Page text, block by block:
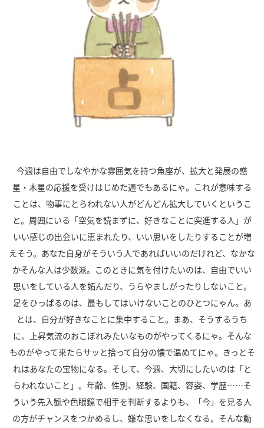
今週は自由でしなやかな雰囲気を持つ魚座が、拡大と発展の惑
星・木星の応援を受けはじめた週でもあるにゃ。これが意味する
ことは、物事にとらわれない人がどんどん拡大していくというこ
と。周囲にいる「空気を読まずに、好きなことに突進する人」が
いい感じの出会いに恵まれたり、いい思いをしたりすることが増
えそう。あなた自身がそういう人であればいいのだけれど、なかな
かそんな人は少数派。このときに気を付けたいのは、自由でいい
思いをしている人を妬んだり、うらやましがったりしないこと。
足をひっぱるのは、最もしてはいけないことのひとつにゃん。あ
とは、自分が好きなことに集中すること。まあ、そうするうち
に、上昇気流のおこぼれみたいなものがやってくるにゃ。そんな
ものがやって来たらサッと拾って自分の懐で温めてにゃ。きっとそ
れはあなたの宝物になる。そして、今週、大切にしたいのは「と
らわれないこと」。年齢、性別、経験、国籍、容姿、学歴……そ
ういう先入観や色眼鏡で相手を判断するよりも、「今」を見る人
の方がチャンスをつかめるし、嫌な思いをしなくなる。そんな動